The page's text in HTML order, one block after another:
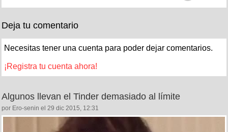
Deja tu comentario
Necesitas tener una cuenta para poder dejar comentarios.
¡Registra tu cuenta ahora!
Algunos llevan el Tinder demasiado al límite
por Ero-senin el 29 dic 2015, 12:31